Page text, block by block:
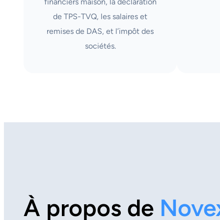
de TPS-TVQ, les salaires et
remises de DAS, et l’impôt des
sociétés.
À propos de